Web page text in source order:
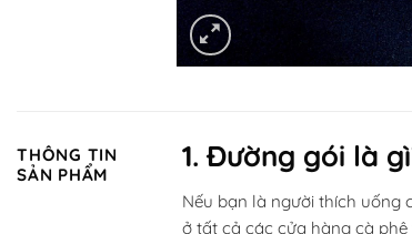
THÔNG TIN
SẢN PHẨM
1. Đường gói là
Nếu bạn là người thích uống
ở tất cả các cửa hàng cà